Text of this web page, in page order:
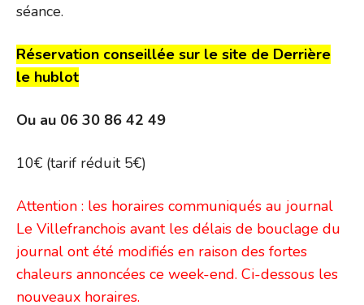
séance.
Réservation conseillée sur le site de Derrière
le hublot
Ou au 06 30 86 42 49
10€ (tarif réduit 5€)
Attention : les horaires communiqués au journal
Le Villefranchois avant les délais de bouclage du
journal ont été modifiés en raison des fortes
chaleurs annoncées ce week-end. Ci-dessous les
nouveaux horaires.